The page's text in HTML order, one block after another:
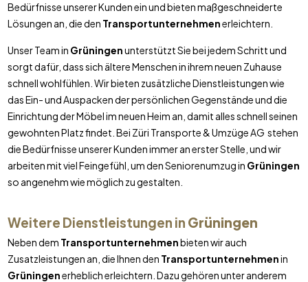
Bedürfnisse unserer Kunden ein und bieten maßgeschneiderte
Lösungen an, die den Transportunternehmenerleichtern.
Unser Team in Grüningenunterstützt Sie bei jedem Schritt und
sorgt dafür, dass sich ältere Menschen in ihrem neuen Zuhause
schnell wohlfühlen. Wir bieten zusätzliche Dienstleistungen wie
das Ein- und Auspacken der persönlichen Gegenstände und die
Einrichtung der Möbel im neuen Heim an, damit alles schnell seinen
gewohnten Platz findet. Bei Züri Transporte & Umzüge AG stehen
die Bedürfnisse unserer Kunden immer an erster Stelle, und wir
arbeiten mit viel Feingefühl, um den Seniorenumzug in Grüningen
so angenehm wie möglich zu gestalten.
Weitere Dienstleistungen in Grüningen
Neben dem Transportunternehmenbieten wir auch
Zusatzleistungen an, die Ihnen den Transportunternehmenin
Grüningenerheblich erleichtern. Dazu gehören unter anderem